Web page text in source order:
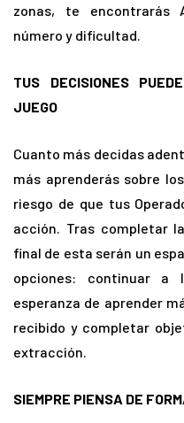
zonas, te encontrarás
número y dificultad.
TUS DECISIONES
JUEGO
Cuanto más decidas
más aprenderás sobre
riesgo de que tus
acción. Tras completar
final de esta serán un
opciones: continuar a
esperanza de aprender
recibido y completar
extracción.
SIEMPRE PIENSA DE